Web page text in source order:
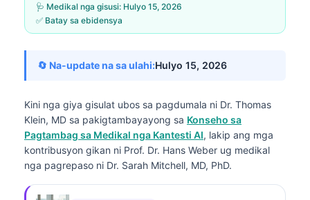
🩺 Medikal nga gisusi: Hulyo 15, 2026
✅ Batay sa ebidensya
🔄 Na-update na sa ulahi:Hulyo 15, 2026
Kini nga giya gisulat ubos sa pagdumala ni Dr. Thomas
Klein, MD sa pakigtambayayong sa Konseho sa
Pagtambag sa Medikal nga Kantesti AI, lakip ang mga
kontribusyon gikan ni Prof. Dr. Hans Weber ug medikal
nga pagrepaso ni Dr. Sarah Mitchell, MD, PhD.